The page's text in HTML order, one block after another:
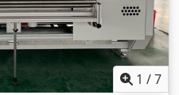
1 /7